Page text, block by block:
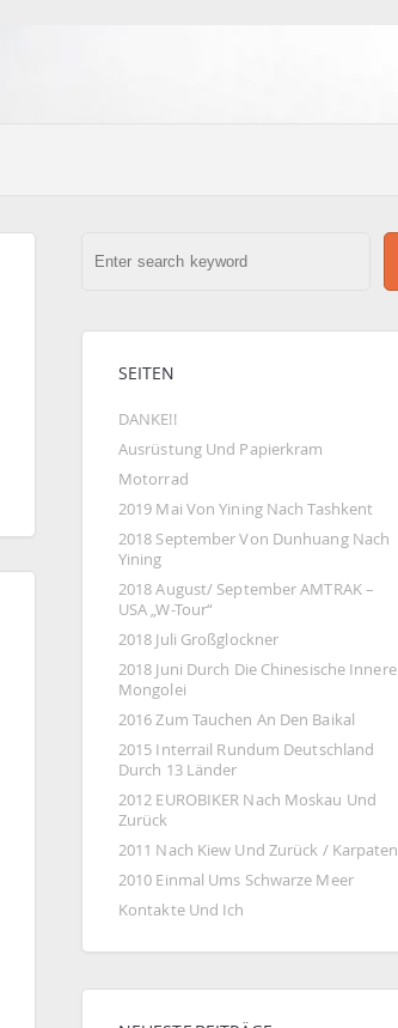
SEITEN
DANKE!!
Ausrüstung Und Papierkram
Motorrad
2019 Mai Von Yining Nach Tashkent
2018 September Von Dunhuang Nach
Yining
2018 August/ September AMTRAK –
USA „W-Tour“
2018 Juli Großglockner
2018 Juni Durch Die Chinesische Innere
Mongolei
2016 Zum Tauchen An Den Baikal
2015 Interrail Rundum Deutschland
Durch 13 Länder
2012 EUROBIKER Nach Moskau Und
Zurück
2011 Nach Kiew Und Zurück / Karpaten
2010 Einmal Ums Schwarze Meer
Kontakte Und Ich